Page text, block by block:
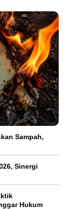
Sampah,
Sinergi
Hukum